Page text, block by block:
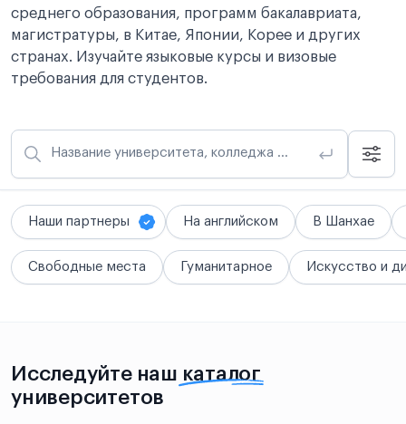
среднего образования, программ бакалавриата,
магистратуры, в Китае, Японии, Корее и других
странах. Изучайте языковые курсы и визовые
требования для студентов.
Название университета, колледжа или школы
Наши партнеры На английском В Шанхае
Свободные места Гуманитарное Искусство и
Исследуйте наш каталог
университетов